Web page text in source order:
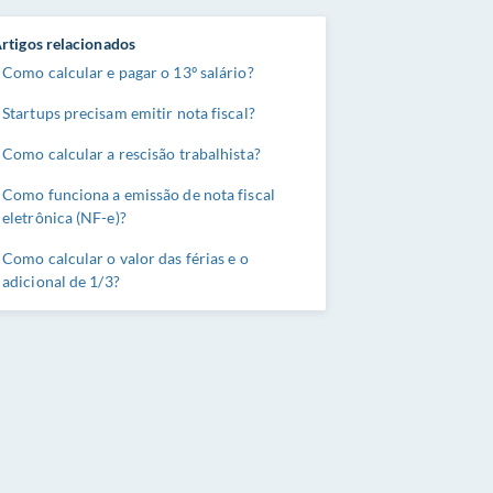
relacionados
Como calcular e pagar o 13º salário?
Startups precisam emitir nota fiscal?
Como calcular a rescisão trabalhista?
Como funciona a emissão de nota fiscal
eletrônica (NF-e)?
Como calcular o valor das férias e o
adicional de 1/3?